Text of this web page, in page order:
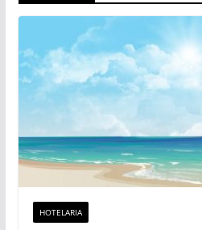
HOTELARIA